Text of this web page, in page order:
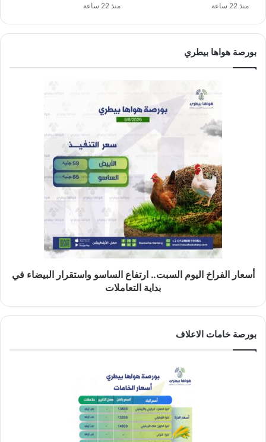
منذ 22 ساعة منذ 22 ساعة
بورصة هواها بيطري
أسعار الفراخ اليوم السبت.. ارتفاع الساسو واستقرار البيضاء في
بداية التعاملات
بورصة خامات الاعلاف